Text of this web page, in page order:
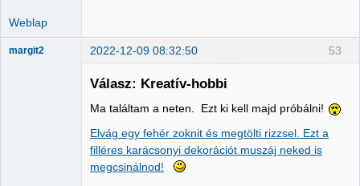
Weblap
53
margit2 2022-12-09 08:32:50
Válasz: Kreatív-hobbi
Ma találtam a neten. Ezt ki kell majd próbálni!
Elvág egy fehér zoknit és megtölti rizzsel. Ezt a
filléres karácsonyi dekorációt muszáj neked is
megcsinálnod!